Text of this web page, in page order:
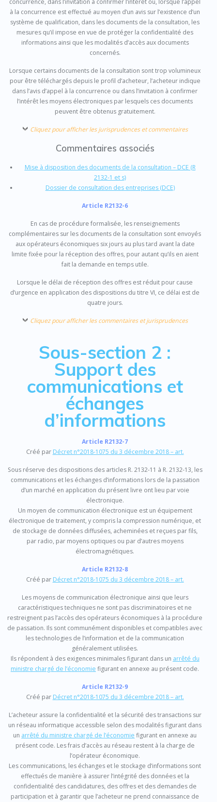
concurrence, dans l’invitation à confirmer l’intérêt ou, lorsque l’appel
à la concurrence est effectué au moyen d’un avis sur l’existence d’un
système de qualification, dans les documents de la consultation, les
mesures qu’il impose en vue de protéger la confidentialité des
informations ainsi que les modalités d’accès aux documents
concernés.
Lorsque certains documents de la consultation sont trop volumineux
pour être téléchargés depuis le profil d’acheteur, l’acheteur indique
dans l’avis d’appel à la concurrence ou dans l’invitation à confirmer
l’intérêt les moyens électroniques par lesquels ces documents
peuvent être obtenus gratuitement.
Cliquez pour afficher les jurisprudences et commentaires
Commentaires associés
Mise à disposition des documents de la consultation – DCE (R
2132-1 et s)
Dossier de consultation des entreprises (DCE)
Article R2132-6
En cas de procédure formalisée, les renseignements
complémentaires sur les documents de la consultation sont envoyés
aux opérateurs économiques six jours au plus tard avant la date
limite fixée pour la réception des offres, pour autant qu’ils en aient
fait la demande en temps utile.
Lorsque le délai de réception des offres est réduit pour cause
d’urgence en application des dispositions du titre VI, ce délai est de
quatre jours.
Cliquez pour afficher les commentaires et jurisprudences
Sous-section 2 :
Support des
communications et
échanges
d’informations
Article R2132-7
Créé par Décret n°2018-1075 du 3 décembre 2018 – art.
Sous réserve des dispositions des articles R. 2132-11 à R. 2132-13, les
communications et les échanges d’informations lors de la passation
d’un marché en application du présent livre ont lieu par voie
électronique.
Un moyen de communication électronique est un équipement
électronique de traitement, y compris la compression numérique, et
de stockage de données diffusées, acheminées et reçues par fils,
par radio, par moyens optiques ou par d’autres moyens
électromagnétiques.
Article R2132-8
Créé par Décret n°2018-1075 du 3 décembre 2018 – art.
Les moyens de communication électronique ainsi que leurs
caractéristiques techniques ne sont pas discriminatoires et ne
restreignent pas l’accès des opérateurs économiques à la procédure
de passation. Ils sont communément disponibles et compatibles avec
les technologies de l’information et de la communication
généralement utilisées.
Ils répondent à des exigences minimales figurant dans un arrêté du
ministre chargé de l’économie figurant en annexe au présent code.
Article R2132-9
Créé par Décret n°2018-1075 du 3 décembre 2018 – art.
L’acheteur assure la confidentialité et la sécurité des transactions sur
un réseau informatique accessible selon des modalités figurant dans
un arrêté du ministre chargé de l’économie figurant en annexe au
présent code. Les frais d’accès au réseau restent à la charge de
l’opérateur économique.
Les communications, les échanges et le stockage d’informations sont
effectués de manière à assurer l’intégrité des données et la
confidentialité des candidatures, des offres et des demandes de
participation et à garantir que l’acheteur ne prend connaissance de